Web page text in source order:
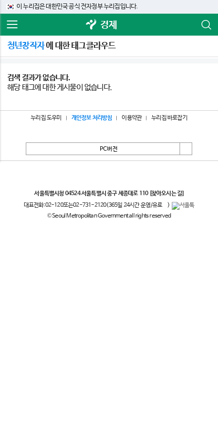
이 누리집은 대한민국 공식 전자정부 누리집입니다.
경제
청년창작자에 대한 태그클라우드
검색 결과가 없습니다.
해당 태그에 대한 게시물이 없습니다.
누리집 도우미 개인정보 처리방침 이용약관 누리집 바로잡기
PC버전
서울특별시청 04524 서울특별시 중구 세종대로 110 [찾아오시는 길]
대표전화:02-120또는02-731-2120(365일 24시간 운영/유료
)
© Seoul Metropolitan Government all rights reserved